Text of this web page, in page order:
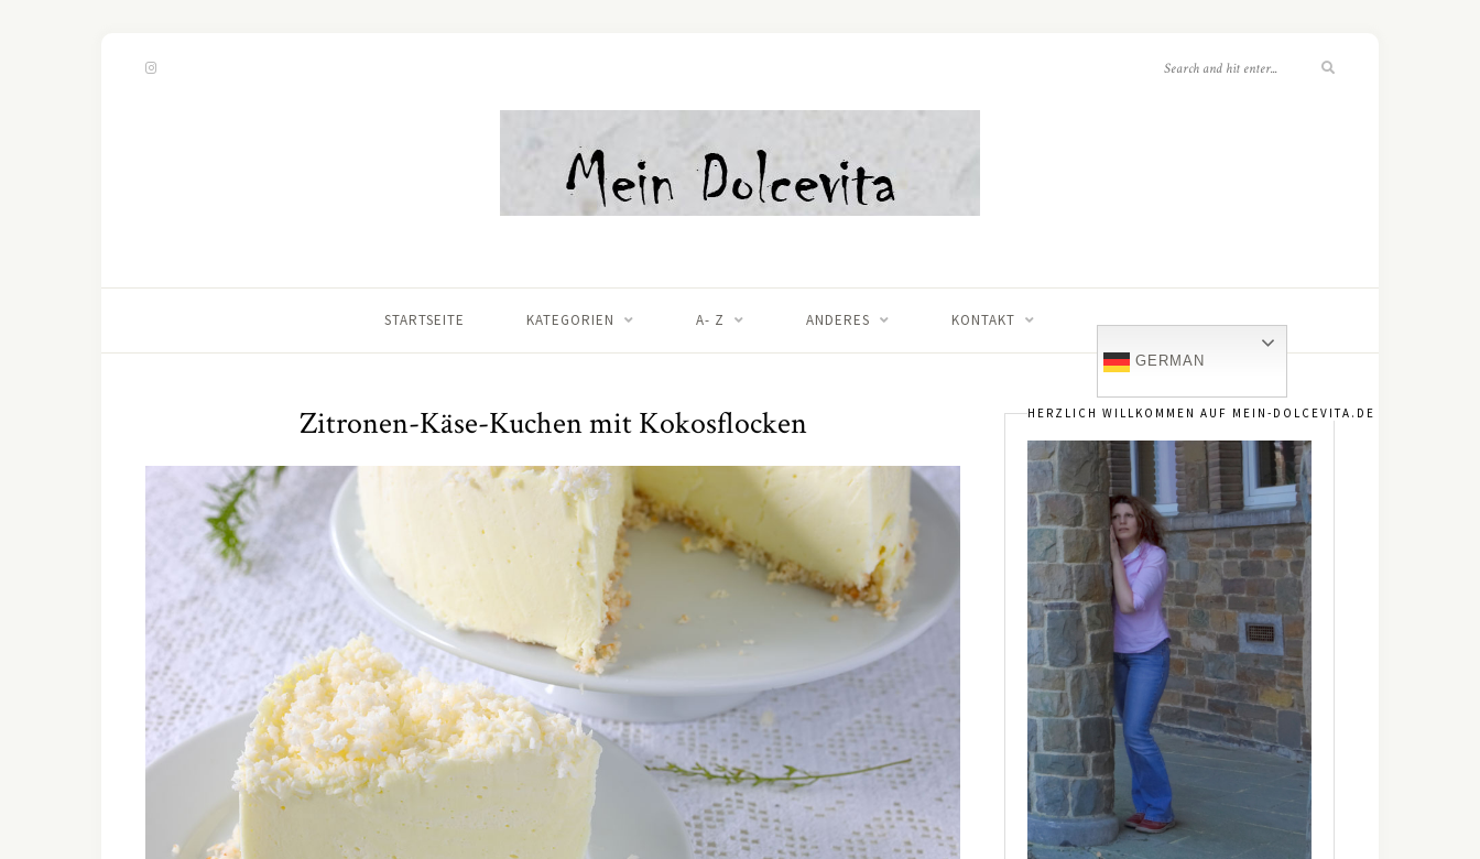
STARTSEITE KATEGORIEN A- Z ANDERES KONTAKT
GERMAN
Zitronen-Käse-Kuchen mit Kokosflocken HERZLICH WILLKOMMEN AUF MEIN-DOLCEVITA.DE